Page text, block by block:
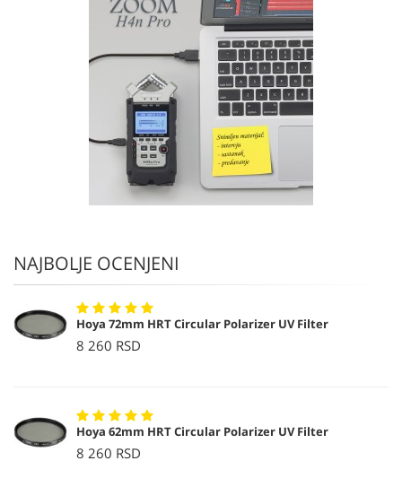
NAJBOLJE OCENJENI
Hoya 72mm HRT Circular Polarizer UV Filter
8 260 RSD
Hoya 62mm HRT Circular Polarizer UV Filter
8 260 RSD